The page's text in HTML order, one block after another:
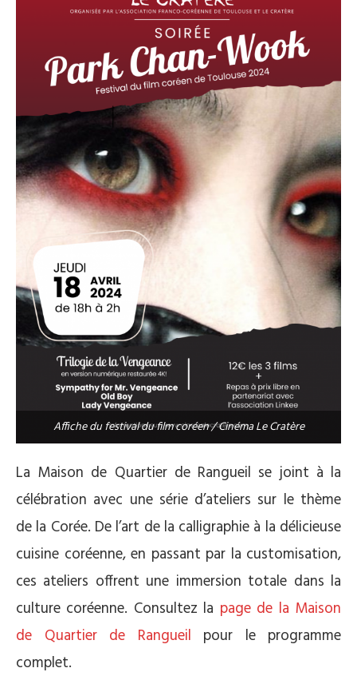
Affiche du festival du film coréen / Cinéma Le Cratère
La Maison de Quartier de Rangueil se joint à la
célébration avec une série d’ateliers sur le thème
de la Corée. De l’art de la calligraphie à la délicieuse
cuisine coréenne, en passant par la customisation,
ces ateliers offrent une immersion totale dans la
culture coréenne. Consultez la page de la Maison
de Quartier de Rangueil pour le programme
complet.